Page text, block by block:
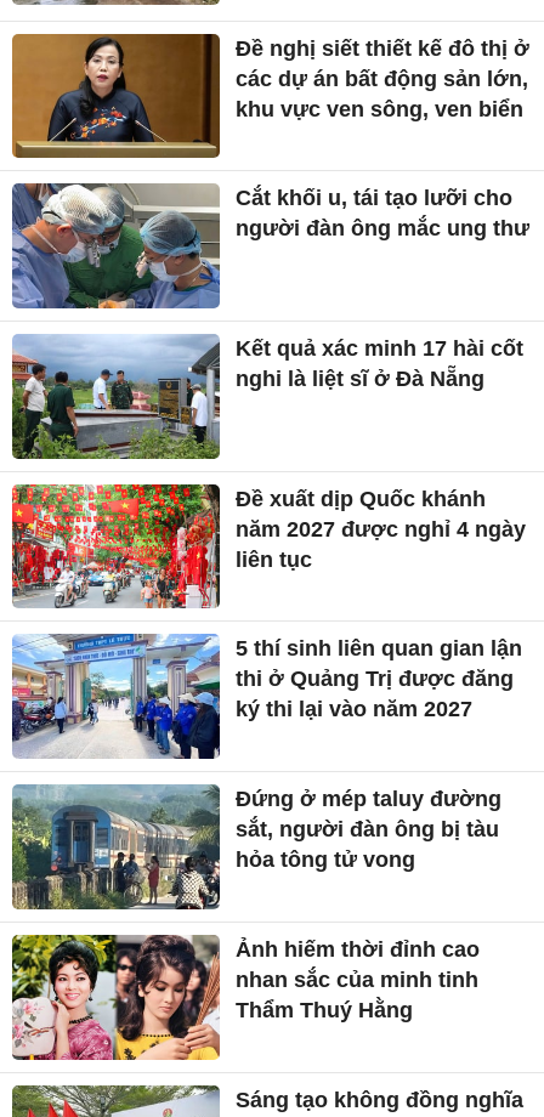
Đề nghị siết thiết kế đô thị ở
các dự án bất động sản lớn,
khu vực ven sông, ven biển
Cắt khối u, tái tạo lưỡi cho
người đàn ông mắc ung thư
Kết quả xác minh 17 hài cốt
nghi là liệt sĩ ở Đà Nẵng
Đề xuất dịp Quốc khánh
năm 2027 được nghỉ 4 ngày
liên tục
5 thí sinh liên quan gian lận
thi ở Quảng Trị được đăng
ký thi lại vào năm 2027
Đứng ở mép taluy đường
sắt, người đàn ông bị tàu
hỏa tông tử vong
Ảnh hiếm thời đỉnh cao
nhan sắc của minh tinh
Thẩm Thuý Hằng
Sáng tạo không đồng nghĩa